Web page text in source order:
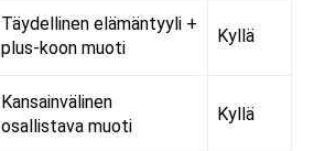
Täydellinen elämäntyyli +
plus-koon muoti
Kyllä
Kansainvälinen
osallistava muoti
Kyllä